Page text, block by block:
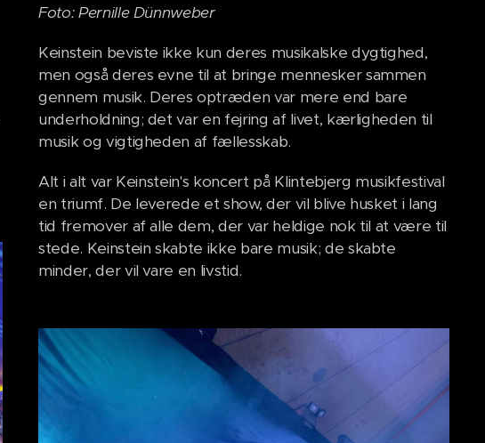
Foto: Pernille Dünnweber
Keinstein beviste ikke kun deres musikalske dygtighed,
men også deres evne til at bringe mennesker sammen
gennem musik. Deres optræden var mere end bare
underholdning; det var en fejring af livet, kærligheden til
musik og vigtigheden af fællesskab.
Alt i alt var Keinstein's koncert på Klintebjerg musikfestival
en triumf. De leverede et show, der vil blive husket i lang
tid fremover af alle dem, der var heldige nok til at være til
stede. Keinstein skabte ikke bare musik; de skabte
minder, der vil vare en livstid.